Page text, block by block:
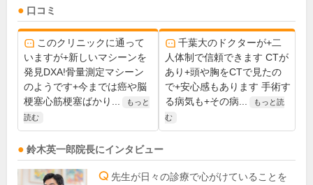
口コミ
このクリニックに通って
いますが+新しいマシーンを
発見DXA!骨量測定マシーン
のようです+今までは癌や脳
梗塞心筋梗塞ばかり...
もっと
読む
千葉大のドクターが+二
人体制で信頼できます CTが
あり+頭や胸をCTで見たの
で+安心感もあります 手術す
る病気も+その病...
もっと読
む
鈴木英一郎院長にインタビュー
先生が日々の診療で心がけていることを